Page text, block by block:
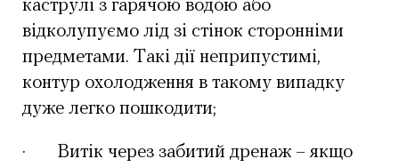
каструлі з гарячою водою або
відколупуємо лід зі стінок сторонніми
предметами. Такі дії неприпустимі,
контур охолодження в такому випадку
дуже легко пошкодити;
·
Витік через забитий дренаж – якщо